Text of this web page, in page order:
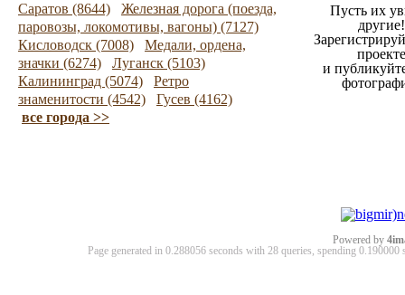
Саратов (8644)
Железная дорога (поезда,
паровозы, локомотивы, вагоны) (7127)
Кисловодск (7008)
Медали, ордена,
значки (6274)
Луганск (5103)
Калининград (5074)
Ретро
знаменитости (4542)
Гусев (4162)
все города >>
Пусть их
другие!
проекте
и
Powered by
Page generated in 0.288056 seconds with 28 queries, spending